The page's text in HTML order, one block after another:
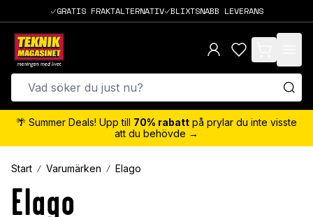
GRATIS FRAKTALTERNATIV BLIXTSNABB LEVERANS
items in cart,
🌴 Summer Deals! Upp till 70% rabatt på prylar du inte visste
att du behövde →
Start Varumärken Elago
Elago